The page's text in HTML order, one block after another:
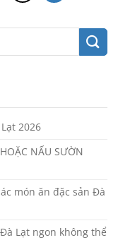
2026
NẤU SƯỜN
món ăn đặc sản Đà
Lạt ngon không thể